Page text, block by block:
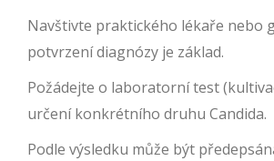
Navštivte praktického lékaře nebo
potvrzení diagnózy je základ.
Požádejte o laboratorní test
určení konkrétního druhu Candida.
Podle výsledku může být